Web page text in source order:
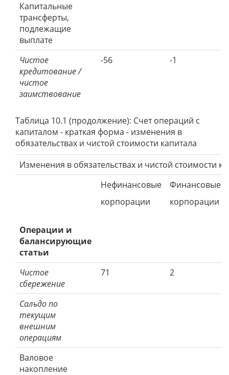
Капитальные
трансферты,
подлежащие
выплате
Чистое
кредитование /
чистое
заимствование
-56 -1
Таблица 10.1 (продолжение): Счет операций с
капиталом - краткая форма - изменения в
обязательствах и чистой стоимости капитала
Изменения в обязательствах и чистой стоимости
Операции и
балансирующие
статьи
Нефинансовые
корпорации
Финансовые
корпорации
Чистое
сбережение
71 2
Сальдо по
текущим
внешним
операциям
Валовое
накопление